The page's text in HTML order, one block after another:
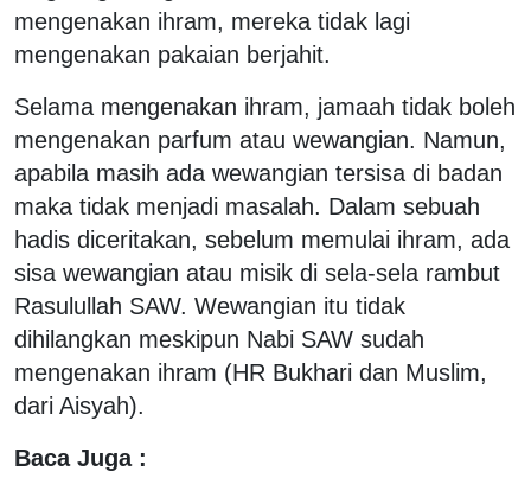
mengenakan ihram, mereka tidak lagi
mengenakan pakaian berjahit.
Selama mengenakan ihram, jamaah tidak boleh
mengenakan parfum atau wewangian. Namun,
apabila masih ada wewangian tersisa di badan
maka tidak menjadi masalah. Dalam sebuah
hadis diceritakan, sebelum memulai ihram, ada
sisa wewangian atau misik di sela-sela rambut
Rasulullah SAW. Wewangian itu tidak
dihilangkan meskipun Nabi SAW sudah
mengenakan ihram (HR Bukhari dan Muslim,
dari Aisyah).
Baca Juga :